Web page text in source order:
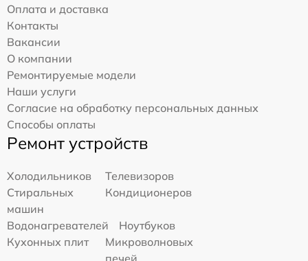
Оплата и доставка
Контакты
Вакансии
О компании
Ремонтируемые модели
Наши услуги
Согласие на обработку персональных данных
Способы оплаты
Ремонт устройств
Холодильников
Телевизоров
Стиральных
машин
Кондиционеров
Водонагревателей
Ноутбуков
Кухонных плит
Микроволновых
печей